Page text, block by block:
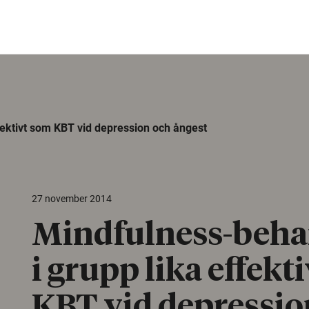
som KBT vid depression och ångest
27 november 2014
Mindfulness-
i grupp lika